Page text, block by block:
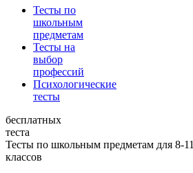
Тесты по
школьным
предметам
Тесты на
выбор
профессий
Психологические
тесты
бесплатных
теста
Тесты по школьным предметам для 8-11
классов